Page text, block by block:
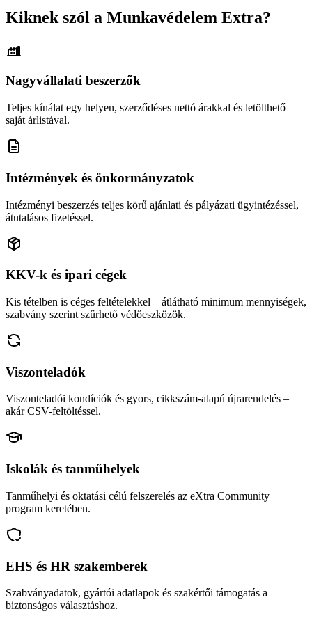
Kiknek szól a Munkavédelem Extra?
Nagyvállalati beszerzők
Teljes kínálat egy helyen, szerződéses nettó árakkal és letölthető
saját árlistával.
Intézmények és önkormányzatok
Intézményi beszerzés teljes körű ajánlati és pályázati ügyintézéssel,
átutalásos fizetéssel.
KKV-k és ipari cégek
Kis tételben is céges feltételekkel – átlátható minimum mennyiségek,
szabvány szerint szűrhető védőeszközök.
Viszonteladók
Viszonteladói kondíciók és gyors, cikkszám-alapú újrarendelés –
akár CSV-feltöltéssel.
Iskolák és tanműhelyek
Tanműhelyi és oktatási célú felszerelés az eXtra Community
program keretében.
EHS és HR szakemberek
Szabványadatok, gyártói adatlapok és szakértői támogatás a
biztonságos választáshoz.